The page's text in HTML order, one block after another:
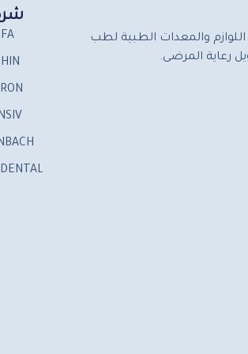
اللوازم والمعدات الطبية لطب
رعاية المرضى.